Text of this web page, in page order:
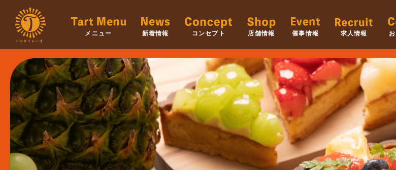
メニュー 新着情報 コンセプト 店舗情報 催事情報 求人情報